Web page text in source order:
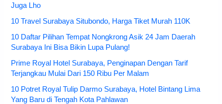
Juga Lho
10 Travel Surabaya Situbondo, Harga Tiket Murah 110K
10 Daftar Pilihan Tempat Nongkrong Asik 24 Jam Daerah
Surabaya Ini Bisa Bikin Lupa Pulang!
Prime Royal Hotel Surabaya, Penginapan Dengan Tarif
Terjangkau Mulai Dari 150 Ribu Per Malam
10 Potret Royal Tulip Darmo Surabaya, Hotel Bintang Lima
Yang Baru di Tengah Kota Pahlawan